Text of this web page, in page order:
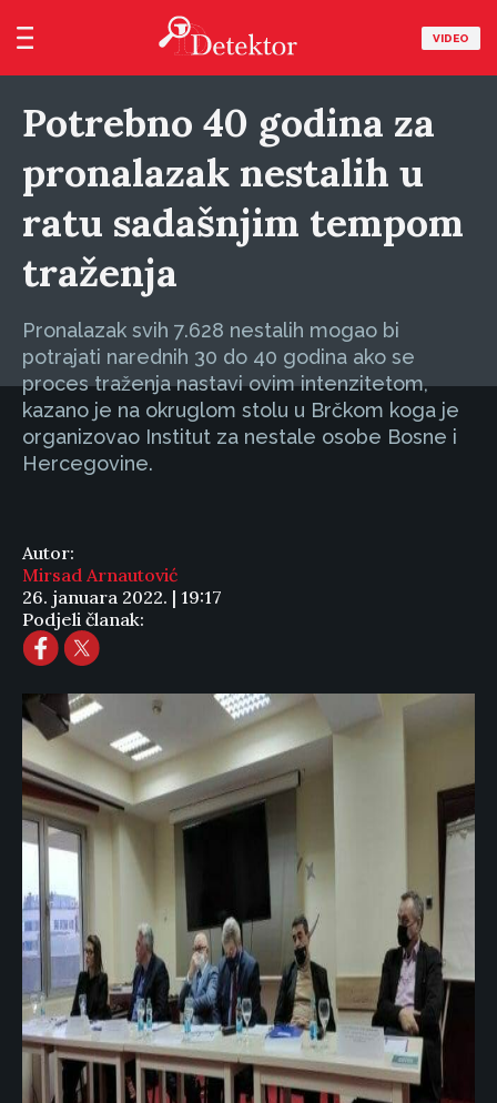
VIDEO
Potrebno 40 godina za
pronalazak nestalih u
ratu sadašnjim tempom
traženja
Pronalazak svih 7.628 nestalih mogao bi
potrajati narednih 30 do 40 godina ako se
proces traženja nastavi ovim intenzitetom,
kazano je na okruglom stolu u Brčkom koga je
organizovao Institut za nestale osobe Bosne i
Hercegovine.
Autor:
Mirsad Arnautović
26. januara 2022. | 19:17
Podjeli članak: